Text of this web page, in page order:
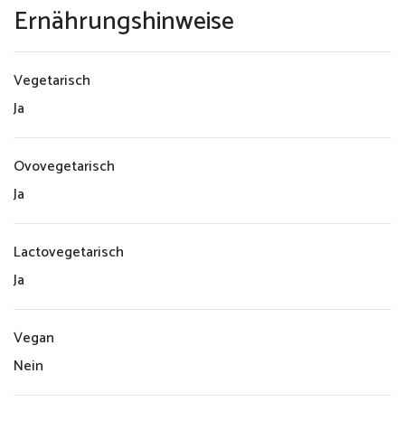
Ernährungshinweise
Vegetarisch
Ja
Ovovegetarisch
Ja
Lactovegetarisch
Ja
Vegan
Nein